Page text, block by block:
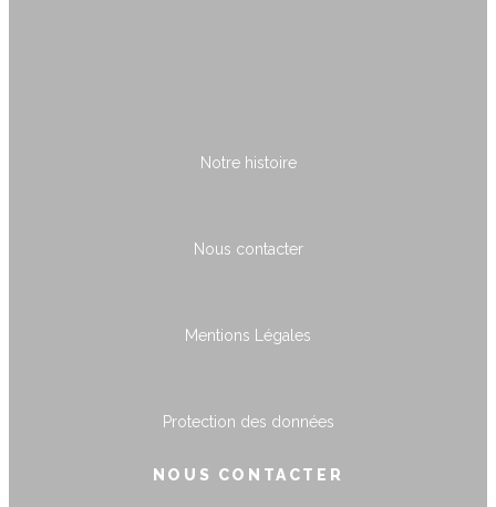
Notre histoire
Nous contacter
Mentions Légales
Protection des données
NOUS CONTACTER